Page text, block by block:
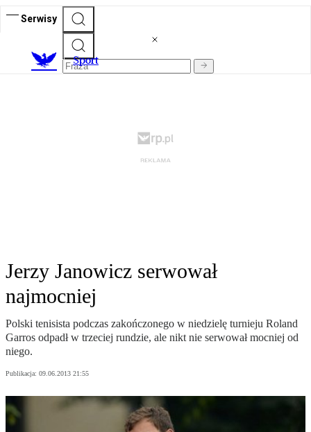
Serwisy
Sport
Jerzy Janowicz serwował
najmocniej
Polski tenisista podczas zakończonego w niedzielę turnieju Roland
Garros odpadł w trzeciej rundzie, ale nikt nie serwował mocniej od
niego.
Publikacja: 09.06.2013 21:55